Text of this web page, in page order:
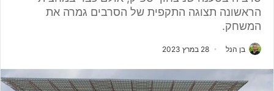
הראשונה תצוגה התקפית של הסרבים גמרה את
המשחק.
בן הנל 28 במרץ 2023